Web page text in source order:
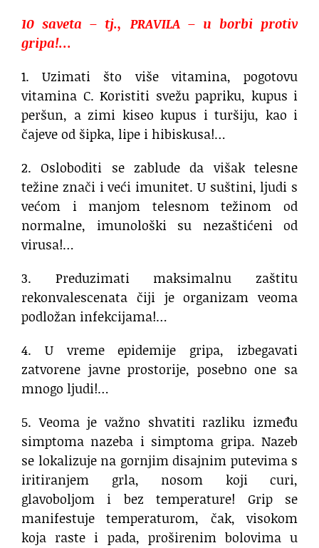
10 saveta – tj., PRAVILA – u borbi protiv
gripa!…
1. Uzimati što više vitamina, pogotovu
vitamina C. Koristiti svežu papriku, kupus i
peršun, a zimi kiseo kupus i turšiju, kao i
čajeve od šipka, lipe i hibiskusa!…
2. Osloboditi se zablude da višak telesne
težine znači i veći imunitet. U suštini, ljudi s
većom i manjom telesnom težinom od
normalne, imunološki su nezaštićeni od
virusa!…
3. Preduzimati maksimalnu zaštitu
rekonvalescenata čiji je organizam veoma
podložan infekcijama!…
4. U vreme epidemije gripa, izbegavati
zatvorene javne prostorije, posebno one sa
mnogo ljudi!…
5. Veoma je važno shvatiti razliku između
simptoma nazeba i simptoma gripa. Nazeb
se lokalizuje na gornjim disajnim putevima s
iritiranjem grla, nosom koji curi,
glavoboljom i bez temperature! Grip se
manifestuje temperaturom, čak, visokom
koja raste i pada, proširenim bolovima u